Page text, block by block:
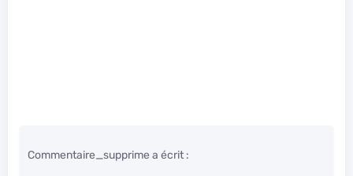
Commentaire_supprime a écrit :